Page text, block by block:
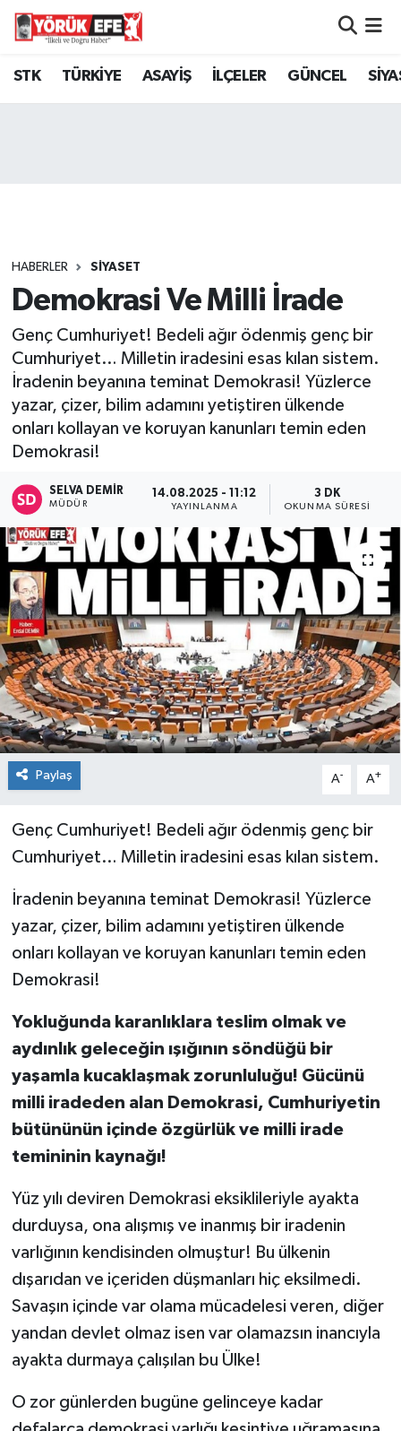
STK TÜRKİYE ASAYİŞ İLÇELER GÜNCEL
HABERLER SİYASET
Demokrasi Ve Milli İrade
Genç Cumhuriyet! Bedeli ağır ödenmiş genç bir
Cumhuriyet… Milletin iradesini esas kılan sistem.
İradenin beyanına teminat Demokrasi! Yüzlerce
yazar, çizer, bilim adamını yetiştiren ülkende
onları kollayan ve koruyan kanunları temin eden
Demokrasi!
SELVA DEMIR
MÜDÜR
14.08.2025 - 11:12
YAYINLANMA
3 DK
OKUNMA SÜRESI
Paylaş A- A+
Genç Cumhuriyet! Bedeli ağır ödenmiş genç bir
Cumhuriyet… Milletin iradesini esas kılan sistem.
İradenin beyanına teminat Demokrasi! Yüzlerce
yazar, çizer, bilim adamını yetiştiren ülkende
onları kollayan ve koruyan kanunları temin eden
Demokrasi!
Yokluğunda karanlıklara teslim olmak ve
aydınlık geleceğin ışığının söndüğü bir
yaşamla kucaklaşmak zorunluluğu! Gücünü
milli iradeden alan Demokrasi, Cumhuriyetin
bütününün içinde özgürlük ve milli irade
temininin kaynağı!
Yüz yılı deviren Demokrasi eksiklileriyle ayakta
durduysa, ona alışmış ve inanmış bir iradenin
varlığının kendisinden olmuştur! Bu ülkenin
dışarıdan ve içeriden düşmanları hiç eksilmedi.
Savaşın içinde var olama mücadelesi veren, diğer
yandan devlet olmaz isen var olamazsın inancıyla
ayakta durmaya çalışılan bu Ülke!
O zor günlerden bugüne gelinceye kadar
Aydın Nöbetçi Eczaneler
Tüm Manşetler
Son Dakika Haberleri
Haber Arşivi